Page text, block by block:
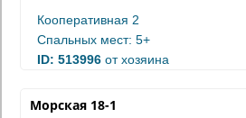
Кооперативная 2
Спальных мест: 5+
ID: 513996 от хозяина
Морская 18-1